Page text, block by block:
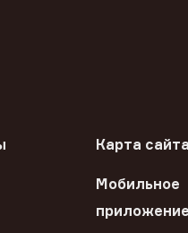
Карта сайта
Мобильное
приложение